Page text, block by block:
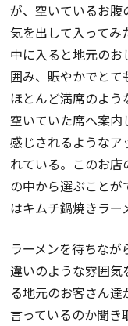
が、空いているお腹
気を出して入ってみ
中に入ると地元の
囲み、賑やかでとて
ほとんど満席のよ
空いていた席へ案内
感じされるようなア
れている。このお店
の中から選ぶこと
はキムチ鍋焼きラー
ラーメンを待ちな
違いのような雰囲
る地元のお客さん
言っているのか聞き